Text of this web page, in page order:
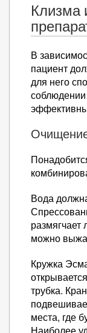
Клизма
В
пациент
для него
Вода
можно
Кружка
трубка.
места, где